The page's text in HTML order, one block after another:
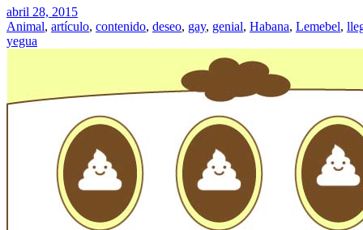
abril 28, 2015
Animal, artículo, contenido, deseo, gay, genial, Habana, Lemebel,
yegua